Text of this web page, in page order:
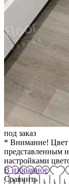
под заказ
* Внимание! Цвет
представленным
настройками
В избранное
Сравнить